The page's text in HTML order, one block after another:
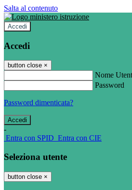
Salta al contenuto
Accedi
Accedi
button close ×
Nome
Password
Password dimenticata?
-
Entra con SPID Entra con CIE
Seleziona utente
button close ×